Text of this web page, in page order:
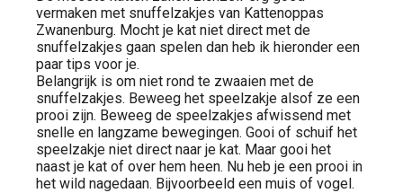
vermaken met snuffelzakjes van Kattenoppas
Zwanenburg. Mocht je kat niet direct met de
snuffelzakjes gaan spelen dan heb ik hieronder een
paar tips voor je.
Belangrijk is om niet rond te zwaaien met de
snuffelzakjes. Beweeg het speelzakje alsof ze een
prooi zijn. Beweeg de speelzakjes afwissend met
snelle en langzame bewegingen. Gooi of schuif het
speelzakje niet direct naar je kat. Maar gooi het
naast je kat of over hem heen. Nu heb je een prooi in
het wild nagedaan. Bijvoorbeeld een muis of vogel.